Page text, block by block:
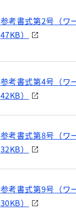
参考書式第2号（ワ
47KB）
参考書式第4号（ワ
42KB）
参考書式第8号（ワ
32KB）
参考書式第9号（ワ
30KB）